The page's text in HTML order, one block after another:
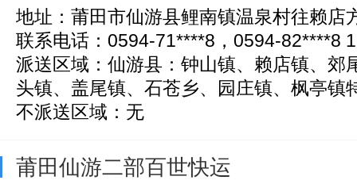
地址：莆田市仙游县鲤南镇温泉村往赖店
联系电话：0594-71****8，0594-82****8
派送区域：仙游县：钟山镇、赖店镇、郊
头镇、盖尾镇、石苍乡、园庄镇、枫亭镇
不派送区域：无
莆田仙游二部百世快运